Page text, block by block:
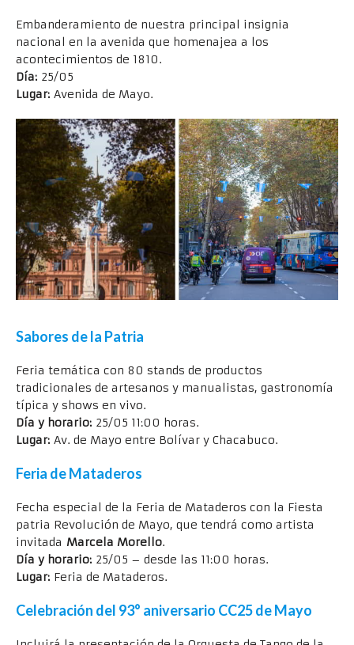
Embanderamiento de nuestra principal insignia
nacional en la avenida que homenajea a los
acontecimientos de 1810.
Día: 25/05
Lugar: Avenida de Mayo.
Sabores de la Patria
Feria temática con 80 stands de productos
tradicionales de artesanos y manualistas, gastronomía
típica y shows en vivo.
Día y horario: 25/05 11:00 horas.
Lugar: Av. de Mayo entre Bolívar y Chacabuco.
Feria de Mataderos
Fecha especial de la Feria de Mataderos con la Fiesta
patria Revolución de Mayo, que tendrá como artista
invitada Marcela Morello.
Día y horario: 25/05 – desde las 11:00 horas.
Lugar: Feria de Mataderos.
Celebración del 93° aniversario CC25 de Mayo